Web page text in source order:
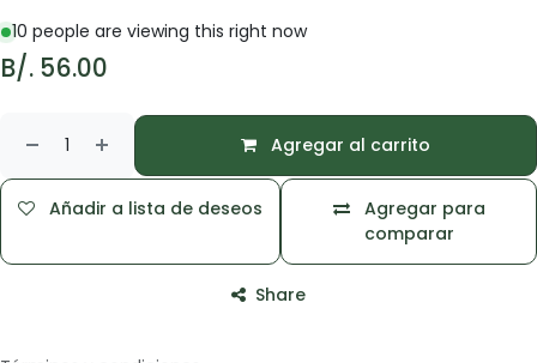
10 people are viewing this right now
B/. 56.00
Agregar al carrito
Agregar para
comparar
Añadir a lista de deseos
Share